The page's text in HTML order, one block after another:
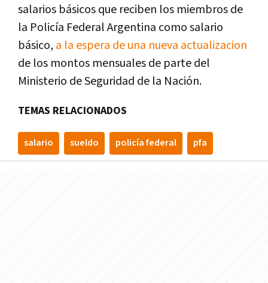
salarios básicos que reciben los miembros de
la Policía Federal Argentina como salario
básico, a la espera de una nueva actualizacion
de los montos mensuales de parte del
Ministerio de Seguridad de la Nación.
TEMAS RELACIONADOS
salario sueldo policía federal pfa